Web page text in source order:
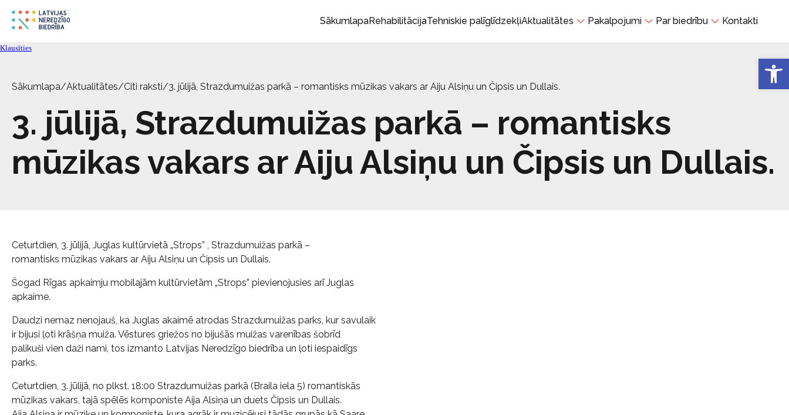
SākumlapaRehabilitācijaTehniskie palīglīdzekļiAktualitātes Pakalpojumi Par biedrību Kontakti
Klausīties
Sākumlapa/Aktualitātes/Citi raksti/3. jūlijā, Strazdumuižas parkā – romantisks mūzikas vakars ar Aiju Alsiņu un Čipsis un Dullais.
3. jūlijā, Strazdumuižas parkā – romantisks
mūzikas vakars ar Aiju Alsiņu un Čipsis un Dullais.
Ceturtdien, 3. jūlijā, Juglas kultūrvietā „Strops” , Strazdumuižas parkā –
romantisks mūzikas vakars ar Aiju Alsiņu un Čipsis un Dullais.
Šogad Rīgas apkaimju mobilajām kultūrvietām „Strops” pievienojusies arī Juglas
apkaime.
Daudzi nemaz nenojauš, ka Juglas akaimē atrodas Strazdumuižas parks, kur savulaik
ir bijusi ļoti krāšņa muiža. Vēstures griežos no bijušās muižas varenības šobrīd
palikuši vien daži nami, tos izmanto Latvijas Neredzīgo biedrība un ļoti iespaidīgs
parks.
Ceturtdien, 3. jūlijā, no plkst. 18:00 Strazdumuižas parkā (Braila iela 5) romantiskās
mūzikas vakars, tajā spēlēs komponiste Aija Alsiņa un duets Čipsis un Dullais.